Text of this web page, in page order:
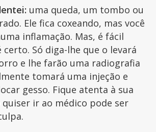
uma queda, um tombo ou
Ele fica coxeando, mas você
inflamação. Mas, é fácil
Só diga-lhe que o levará
e lhe farão uma radiografia
tomará uma injeção e
gesso. Fique atenta à sua
quiser ir ao médico pode ser